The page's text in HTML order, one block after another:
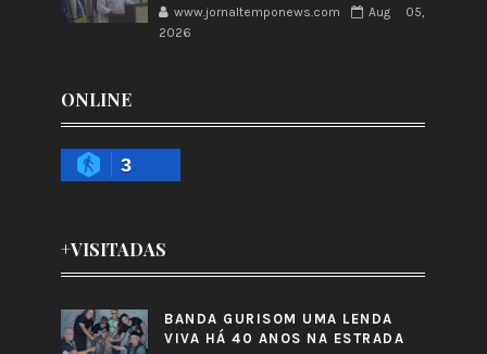
www.jornaltemponews.com
Aug 05,
2026
ONLINE
3
+VISITADAS
BANDA GURISOM UMA LENDA
VIVA HÁ 40 ANOS NA ESTRADA